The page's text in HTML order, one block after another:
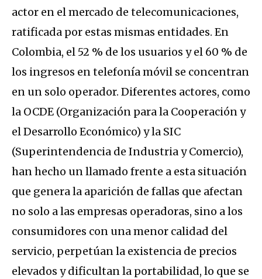
actor en el mercado de telecomunicaciones,
ratificada por estas mismas entidades. En
Colombia, el 52 % de los usuarios y el 60 % de
los ingresos en telefonía móvil se concentran
en un solo operador. Diferentes actores, como
la OCDE (Organización para la Cooperación y
el Desarrollo Económico) y la SIC
(Superintendencia de Industria y Comercio),
han hecho un llamado frente a esta situación
que genera la aparición de fallas que afectan
no solo a las empresas operadoras, sino a los
consumidores con una menor calidad del
servicio, perpetúan la existencia de precios
elevados y dificultan la portabilidad, lo que se